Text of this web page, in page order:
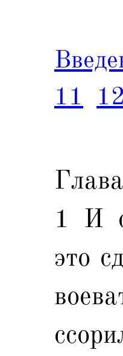
11
12
1 И
это